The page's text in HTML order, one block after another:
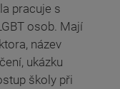
pracuje s
osob. Mají
název
ukázku
školy při